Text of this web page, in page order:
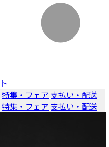
特集・フェア 支払い・配送
特集・フェア 支払い・配送